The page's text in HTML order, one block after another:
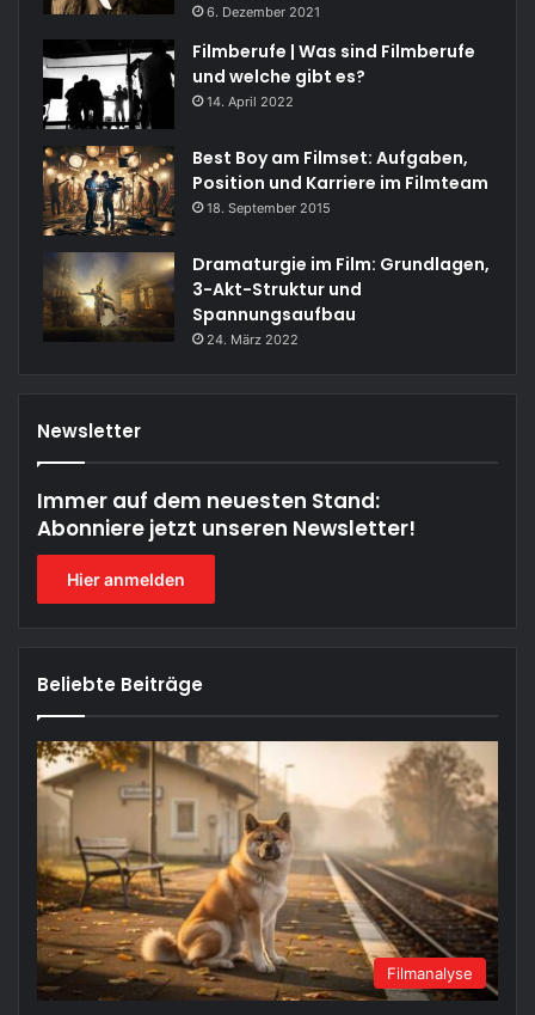
6. Dezember 2021
Filmberufe | Was sind Filmberufe
und welche gibt es?
14. April 2022
Best Boy am Filmset: Aufgaben,
Position und Karriere im Filmteam
18. September 2015
Dramaturgie im Film: Grundlagen,
3-Akt-Struktur und
Spannungsaufbau
24. März 2022
Newsletter
Immer auf dem neuesten Stand:
Abonniere jetzt unseren Newsletter!
Hier anmelden
Beliebte Beiträge
Filmanalyse